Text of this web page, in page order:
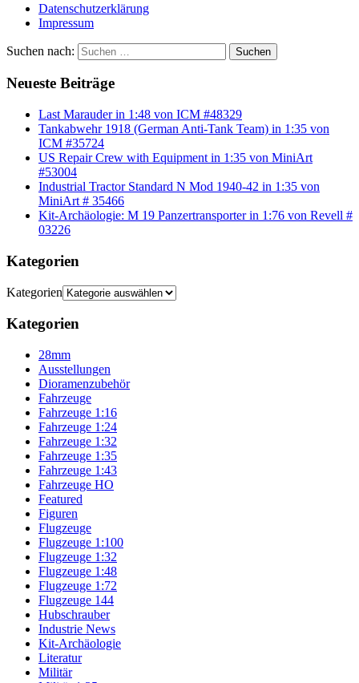
Datenschutzerklärung
Impressum
Suchen nach: Suchen
Neueste Beiträge
Last Marauder in 1:48 von ICM #48329
Tankabwehr 1918 (German Anti-Tank Team) in 1:35 von
ICM #35724
US Repair Crew with Equipment in 1:35 von MiniArt
#53004
Industrial Tractor Standard N Mod 1940-42 in 1:35 von
MiniArt # 35466
Kit-Archäologie: M 19 Panzertransporter in 1:76 von Revell #
03226
Kategorien
Kategorien
Kategorien
28mm
Ausstellungen
Dioramenzubehör
Fahrzeuge
Fahrzeuge 1:16
Fahrzeuge 1:24
Fahrzeuge 1:32
Fahrzeuge 1:35
Fahrzeuge 1:43
Fahrzeuge HO
Featured
Figuren
Flugzeuge
Flugzeuge 1:100
Flugzeuge 1:32
Flugzeuge 1:48
Flugzeuge 1:72
Flugzeuge 144
Hubschrauber
Industrie News
Kit-Archäologie
Literatur
Militär